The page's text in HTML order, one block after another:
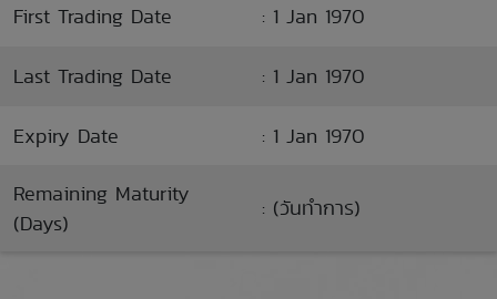
First Trading Date : 1 Jan 1970
Last Trading Date : 1 Jan 1970
Expiry Date : 1 Jan 1970
Remaining Maturity
(Days)
: (วันทำการ)